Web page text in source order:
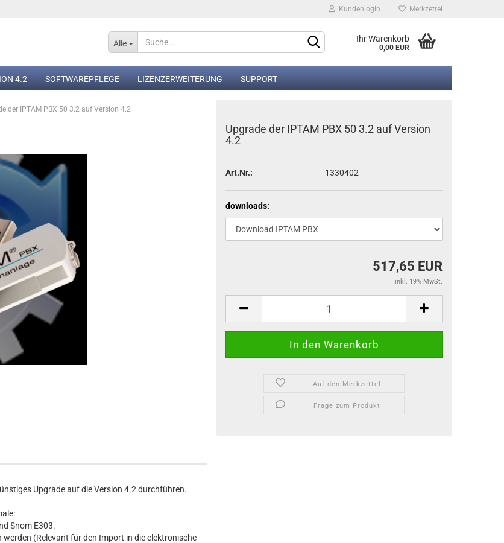
Kundenlogin
Konto erstellen
Merkzettel
Alle Ihr Warenkorb
0,00 EUR
4.2 SOFTWAREPFLEGE LIZENZERWEITERUNG SUPPORT
der IPTAM PBX 50 3.2 auf Version 4.2
Upgrade der IPTAM PBX 50 3.2 auf Version
4.2
Art.Nr.: 1330402
downloads:
517,65 EUR
inkl. 19% MwSt.
Auf den Merkzettel
Frage zum Produkt
Upgrade auf die Version 4.2 durchführen.
Snom E303.
(Relevant für den Import in die elektronische